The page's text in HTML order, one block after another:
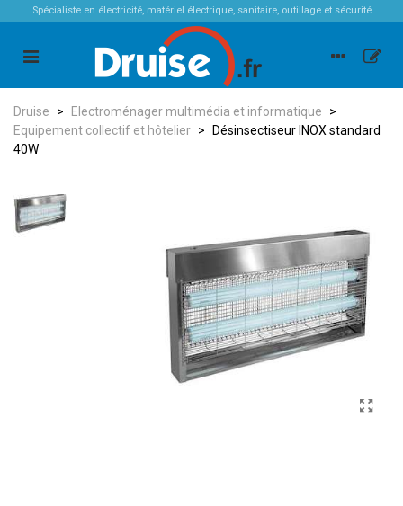
Spécialiste en électricité, matériel électrique, sanitaire, outillage et sécurité
Druise > Electroménager multimédia et informatique
>
Equipement collectif et hôtelier >
Désinsectiseur INOX standard
40W